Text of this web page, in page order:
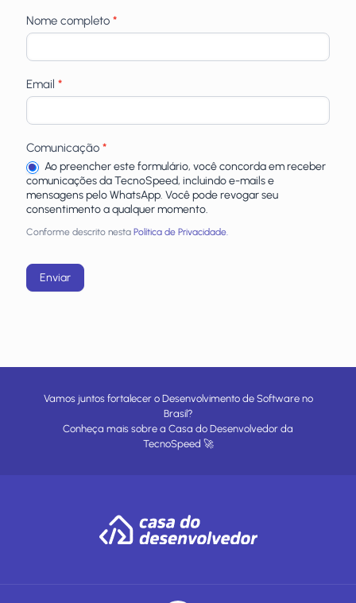
Nome completo *
Email *
Comunicação *
Ao preencher este formulário, você concorda em receber
comunicações da TecnoSpeed, incluindo e-mails e
mensagens pelo WhatsApp. Você pode revogar seu
consentimento a qualquer momento.
Conforme descrito nesta Política de Privacidade.
Enviar
Vamos juntos fortalecer o Desenvolvimento de Software no
Brasil?
Conheça mais sobre a Casa do Desenvolvedor da
TecnoSpeed 🚀